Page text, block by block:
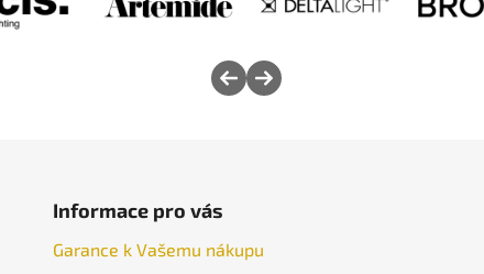
Informace pro vás
Garance k Vašemu nákupu